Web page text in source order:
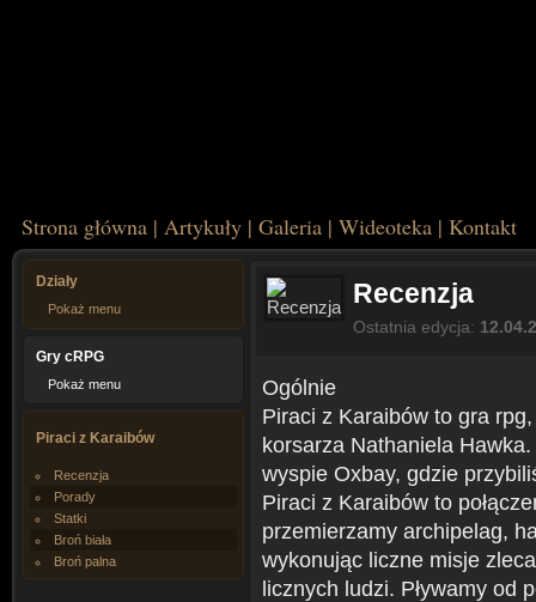
Strona główna | Artykuły | Galeria | Wideoteka | Kontakt
Działy
Pokaż menu
Gry cRPG
Pokaż menu
Piraci z Karaibów
Recenzja
Porady
Statki
Broń biała
Broń palna
Recenzja
Ostatnia edycja:
Ogólnie
Piraci z Karaibów to gra
korsarza Nathaniela
wyspie Oxbay, gdzie
Piraci z Karaibów to
przemierzamy archipelag,
wykonując liczne misje
licznych ludzi. Pływamy od